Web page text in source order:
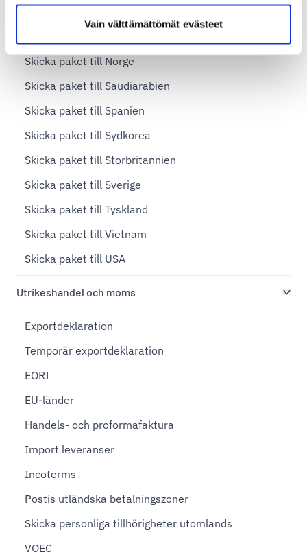
Vain välttämättömät evästeet
Skicka paket till Norge
Skicka paket till Saudiarabien
Skicka paket till Spanien
Skicka paket till Sydkorea
Skicka paket till Storbritannien
Skicka paket till Sverige
Skicka paket till Tyskland
Skicka paket till Vietnam
Skicka paket till USA
Utrikeshandel och moms
Exportdeklaration
Temporär exportdeklaration
EORI
EU-länder
Handels- och proformafaktura
Import leveranser
Incoterms
Postis utländska betalningszoner
Skicka personliga tillhörigheter utomlands
VOEC